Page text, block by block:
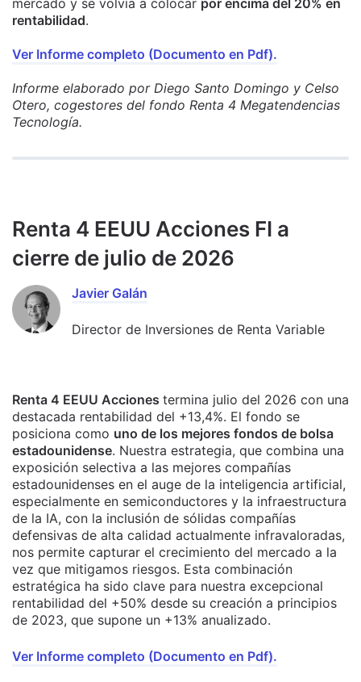
mercado y se volvía a colocar por encima del 20% en
rentabilidad.
Ver Informe completo (Documento en Pdf).
Informe elaborado por Diego Santo Domingo y Celso
Otero, cogestores del fondo Renta 4 Megatendencias
Tecnología.
Renta 4 EEUU Acciones FI a
cierre de julio de 2026
Javier Galán
Director de Inversiones de Renta Variable
Renta 4 EEUU Acciones termina julio del 2026 con una
destacada rentabilidad del +13,4%. El fondo se
posiciona como uno de los mejores fondos de bolsa
estadounidense. Nuestra estrategia, que combina una
exposición selectiva a las mejores compañías
estadounidenses en el auge de la inteligencia artificial,
especialmente en semiconductores y la infraestructura
de la IA, con la inclusión de sólidas compañías
defensivas de alta calidad actualmente infravaloradas,
nos permite capturar el crecimiento del mercado a la
vez que mitigamos riesgos. Esta combinación
estratégica ha sido clave para nuestra excepcional
rentabilidad del +50% desde su creación a principios
de 2023, que supone un +13% anualizado.
Ver Informe completo (Documento en Pdf).